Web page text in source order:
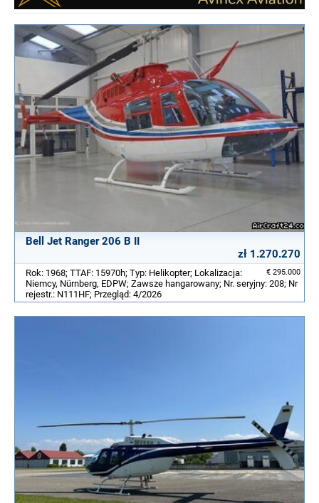
Bell Jet Ranger 206 B II
zł 1.270.270
€ 295.000
Rok: 1968; TTAF: 15970h; Typ: Helikopter; Lokalizacja:
Niemcy, Nürnberg, EDPW; Zawsze hangarowany; Nr. seryjny: 208; Nr
rejestr.: N111HF; Przegląd: 4/2026